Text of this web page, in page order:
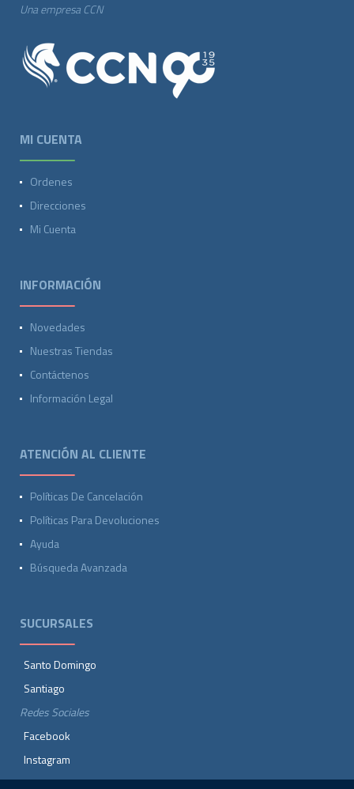
Una empresa CCN
MI CUENTA
Ordenes
Direcciones
Mi Cuenta
INFORMACIÓN
Novedades
Nuestras Tiendas
Contáctenos
Información Legal
ATENCIÓN AL CLIENTE
Políticas De Cancelación
Políticas Para Devoluciones
Ayuda
Búsqueda Avanzada
SUCURSALES
Santo Domingo
Santiago
Redes Sociales
Facebook
Instagram